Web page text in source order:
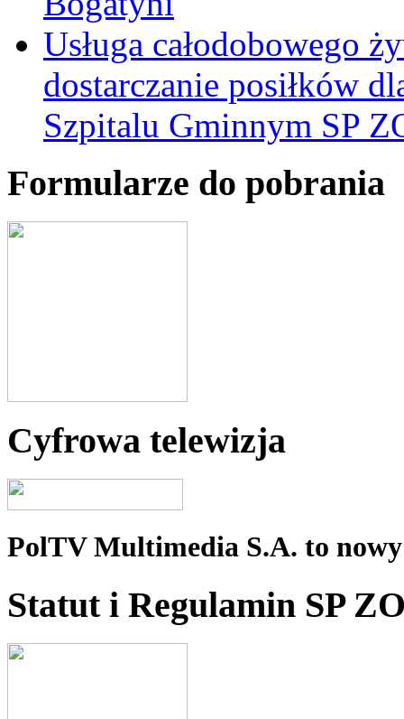
Usługa całodobowego
dostarczanie posiłków
Szpitalu Gminnym SP
Formularze do pobrania
Cyfrowa telewizja
PolTV Multimedia S.A. to
Statut i Regulamin SP